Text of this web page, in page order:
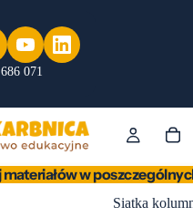
071
w
Siatka